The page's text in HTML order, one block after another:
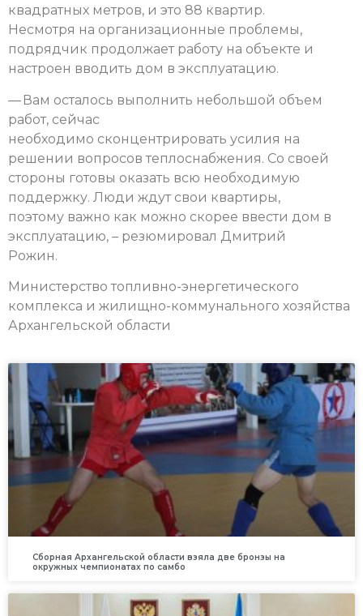
квадратных метров, и это 88 квартир.
Несмотря на организационные проблемы,
подрядчик продолжает работу на объекте и
настроен вводить дом в эксплуатацию.
— Вам осталось выполнить небольшой объем
работ, сейчас
необходимо сконцентрировать усилия на
решении вопросов теплоснабжения. Со своей
стороны готовы оказать всю необходимую
поддержку. Люди ждут свои квартиры,
поэтому важно как можно скорее ввести дом в
эксплуатацию, – резюмировал Дмитрий
Рожин.
Министерство топливно-энергетического
комплекса и жилищно-коммунального хозяйства
Архангельской области
Сборная Архангельской области взяла две бронзы на
окружных чемпионатах по самбо